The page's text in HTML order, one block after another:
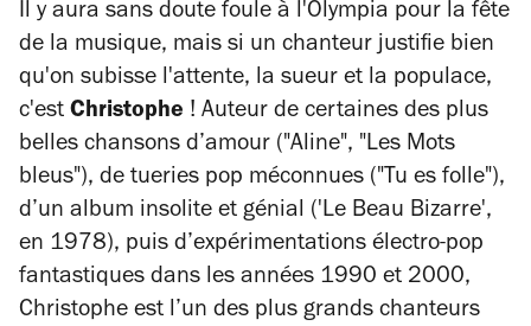
Il y aura sans doute foule à l'Olympia pour la fête
de la musique, mais si un chanteur justifie bien
qu'on subisse l'attente, la sueur et la populace,
c'est Christophe ! Auteur de certaines des plus
belles chansons d’amour ("Aline", "Les Mots
bleus"), de tueries pop méconnues ("Tu es folle"),
d’un album insolite et génial ('Le Beau Bizarre',
en 1978), puis d’expérimentations électro-pop
fantastiques dans les années 1990 et 2000,
Christophe est l’un des plus grands chanteurs